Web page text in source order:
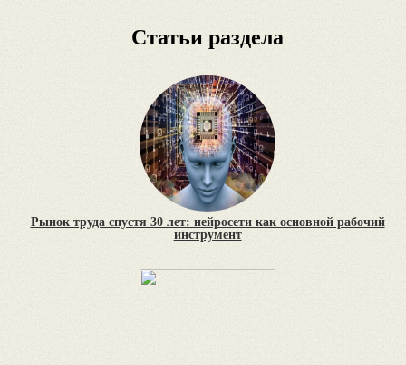
Статьи раздела
Рынок труда спустя 30 лет: нейросети как основной рабочий
инструмент